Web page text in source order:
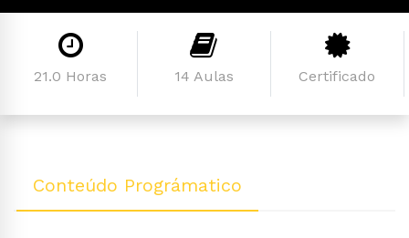
21.0 Horas 14 Aulas Certificado
Conteúdo Prográmatico